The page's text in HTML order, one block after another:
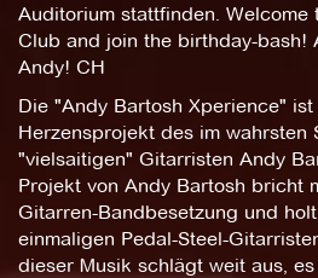
Auditorium stattfinden. Welcome
Club and join the birthday-bash!
Andy! CH
Die "Andy Bartosh Xperience"
Herzensprojekt des im wahrsten
"vielsaitigen" Gitarristen Andy
Projekt von Andy Bartosh bricht
Gitarren-Bandbesetzung und
einmaligen Pedal-Steel-
dieser Musik schlägt weit aus,